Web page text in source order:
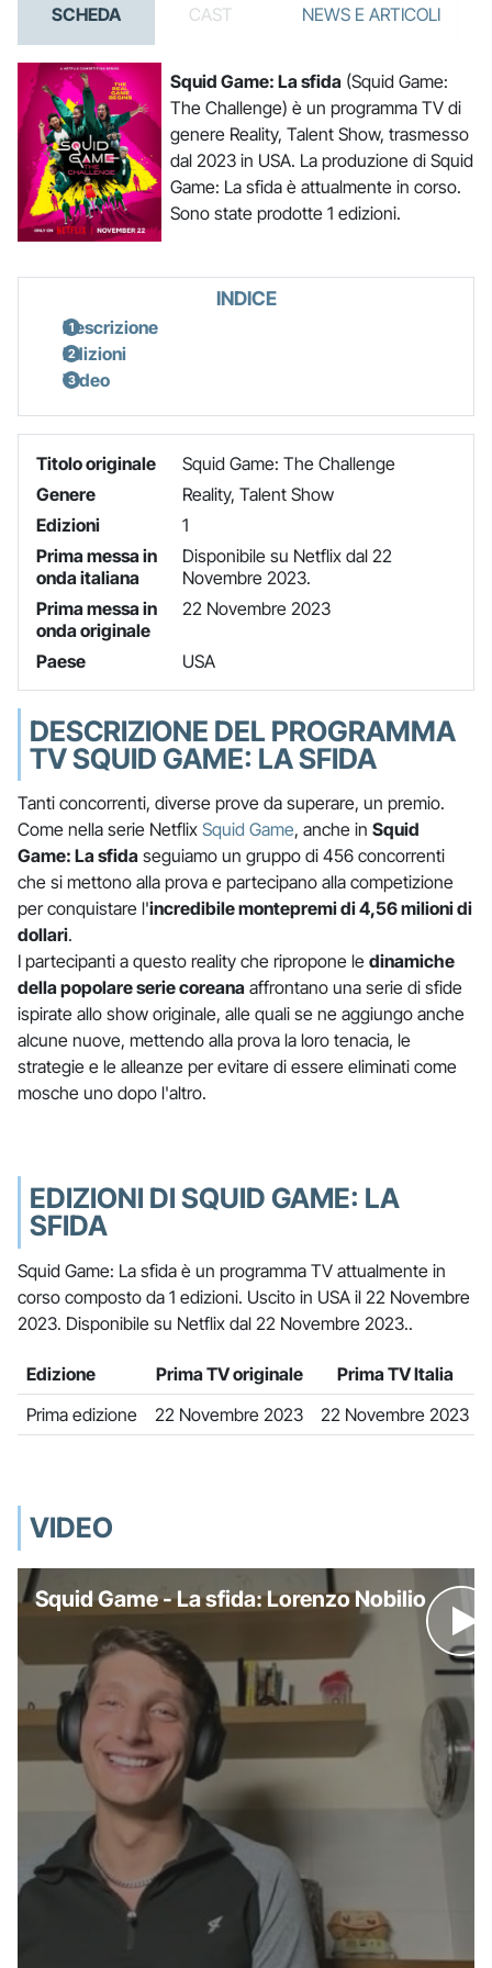
SCHEDA CAST NEWS E ARTICOLI
Squid Game: La sfida(Squid Game:
The Challenge) è un programma TV di
genere Reality, Talent Show, trasmesso
dal 2023 in USA. La produzione di Squid
Game: La sfida è attualmente in corso.
Sono state prodotte 1 edizioni.
INDICE
Descrizione
Edizioni
Video
Titolo originale
Squid Game: The Challenge
Genere
Reality, Talent Show
Edizioni
1
Prima messa in
onda italiana
Disponibile su Netflix dal 22
Novembre 2023.
Prima messa in
onda originale
22 Novembre 2023
Paese USA
DESCRIZIONE DEL PROGRAMMA
TV SQUID GAME: LA SFIDA
Tanti concorrenti, diverse prove da superare, un premio.
Come nella serie Netflix Squid Game, anche in Squid
Game: La sfida seguiamo un gruppo di 456 concorrenti
che si mettono alla prova e partecipano alla competizione
per conquistare l'incredibile montepremi di 4,56 milioni di
dollari.
I partecipanti a questo reality che ripropone le dinamiche
della popolare serie coreana affrontano una serie di sfide
ispirate allo show originale, alle quali se ne aggiungo anche
alcune nuove, mettendo alla prova la loro tenacia, le
strategie e le alleanze per evitare di essere eliminati come
mosche uno dopo l'altro.
EDIZIONI DI SQUID GAME: LA
SFIDA
Squid Game: La sfida è un programma TV attualmente in
corso composto da 1 edizioni. Uscito in USA il 22 Novembre
2023. Disponibile su Netflix dal 22 Novembre 2023..
Edizione Prima TV originale Prima TV Italia
Prima edizione
22 Novembre 2023 22 Novembre 2023
VIDEO
Squid Game - La sfida: Lorenzo Nobilio